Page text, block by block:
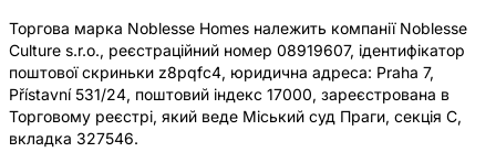
Торгова марка Noblesse Homes належить компанії Noblesse
Culture s.r.o., реєстраційний номер 08919607, ідентифікатор
поштової скриньки z8pqfc4, юридична адреса: Praha 7,
Přístavní 531/24, поштовий індекс 17000, зареєстрована в
Торговому реєстрі, який веде Міський суд Праги, секція C,
вкладка 327546.